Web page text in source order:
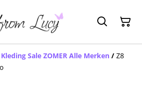
Kleding Sale ZOMER Alle Merken / Z8